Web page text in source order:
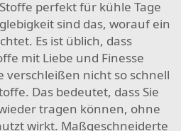
perfekt für kühle Tage
sind das, worauf ein
Es ist üblich, dass
mit Liebe und Finesse
verschleißen nicht so schnell
Das bedeutet, dass Sie
tragen können, ohne
wirkt. Maßgeschneiderte